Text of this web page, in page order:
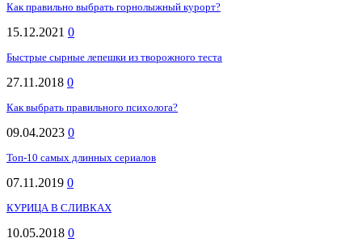
Как правильно выбрать горнолыжный курорт?
15.12.2021 0
Быстрые сырные лепешки из творожного теста
27.11.2018 0
Как выбрать правильного психолога?
09.04.2023 0
Топ-10 самых длинных сериалов
07.11.2019 0
КУРИЦА В СЛИВКАХ
10.05.2018 0